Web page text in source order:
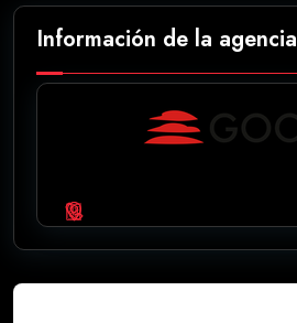
Información de la agencia